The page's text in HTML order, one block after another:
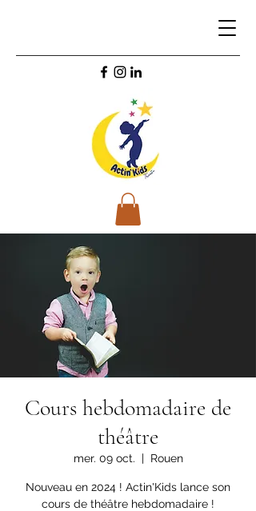
Cours hebdomadaire de
théâtre
mer. 09 oct.
  |
Rouen
Nouveau en 2024 ! Actin'Kids lance son
cours de théâtre hebdomadaire !